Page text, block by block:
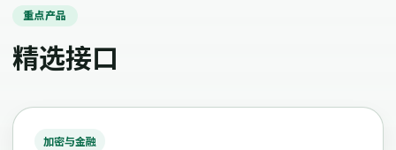
重点产品
精选接口
加密与金融